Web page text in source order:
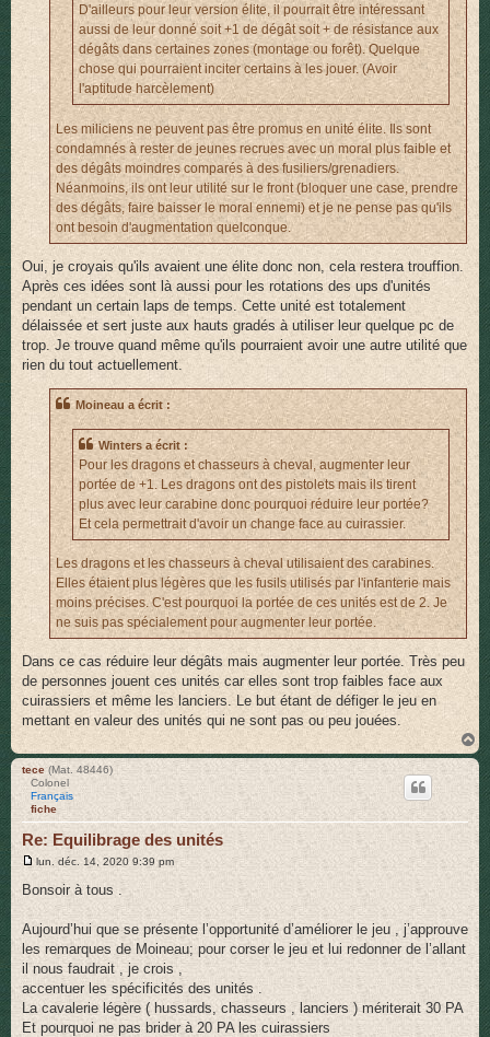
D'ailleurs pour leur version élite, il pourrait être intéressant
aussi de leur donné soit +1 de dégât soit + de résistance aux
dégâts dans certaines zones (montage ou forêt). Quelque
chose qui pourraient inciter certains à les jouer. (Avoir
l'aptitude harcèlement)
Les miliciens ne peuvent pas être promus en unité élite. Ils sont
condamnés à rester de jeunes recrues avec un moral plus faible et
des dégâts moindres comparés à des fusiliers/grenadiers.
Néanmoins, ils ont leur utilité sur le front (bloquer une case, prendre
des dégâts, faire baisser le moral ennemi) et je ne pense pas qu'ils
ont besoin d'augmentation quelconque.
Oui, je croyais qu'ils avaient une élite donc non, cela restera trouffion.
Après ces idées sont là aussi pour les rotations des ups d'unités
pendant un certain laps de temps. Cette unité est totalement
délaissée et sert juste aux hauts gradés à utiliser leur quelque pc de
trop. Je trouve quand même qu'ils pourraient avoir une autre utilité que
rien du tout actuellement.
Moineau a écrit :
Winters a écrit :
Pour les dragons et chasseurs à cheval, augmenter leur
portée de +1. Les dragons ont des pistolets mais ils tirent
plus avec leur carabine donc pourquoi réduire leur portée?
Et cela permettrait d'avoir un change face au cuirassier.
Les dragons et les chasseurs à cheval utilisaient des carabines.
Elles étaient plus légères que les fusils utilisés par l'infanterie mais
moins précises. C'est pourquoi la portée de ces unités est de 2. Je
ne suis pas spécialement pour augmenter leur portée.
Dans ce cas réduire leur dégâts mais augmenter leur portée. Très peu
de personnes jouent ces unités car elles sont trop faibles face aux
cuirassiers et même les lanciers. Le but étant de défiger le jeu en
mettant en valeur des unités qui ne sont pas ou peu jouées.
a
u
tece(Mat. 48446)
Colonel
Français
fiche
Re: Equilibrage des unités
M
e
s
a
g
lun. déc. 14, 2020 9:39 pm
Bonsoir à tous .
Aujourd’hui que se présente l’opportunité d’améliorer le jeu , j’approuve
les remarques de Moineau; pour corser le jeu et lui redonner de l’allant
il nous faudrait , je crois ,
accentuer les spécificités des unités .
La cavalerie légère ( hussards, chasseurs , lanciers ) mériterait 30 PA
Et pourquoi ne pas brider à 20 PA les cuirassiers